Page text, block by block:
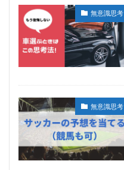
無意識思考
無意識思考